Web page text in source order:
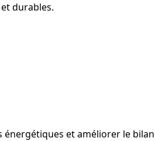
durables.
énergétiques et améliorer le bilan